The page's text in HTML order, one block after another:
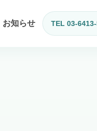
お知らせ TEL 03-